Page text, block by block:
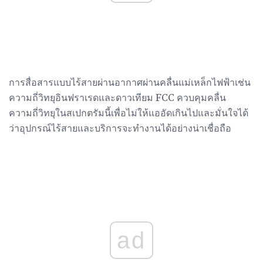
การสื่อสารแบบไร้สายผ่านอากาศผ่านคลื่นแม่เหล็กไฟฟ้าเช่น
ความถี่วิทยุอินฟราเรดและดาวเทียม FCC ควบคุมคลื่น
ความถี่วิทยุในสเปกตรัมนี้เพื่อไม่ให้แออัดเกินไปและมั่นใจได้
ว่าอุปกรณ์ไร้สายและบริการจะทำงานได้อย่างน่าเชื่อถือ
ad